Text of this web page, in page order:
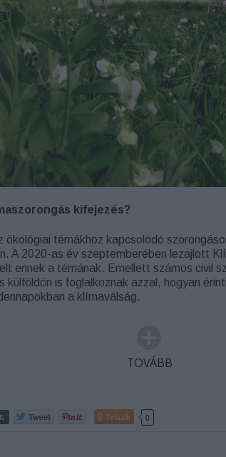
kifejezés?
ökológiai témákhoz kapcsolódó
A 2020-as év szeptemberében lezajlott
ennek a témának. Emellett számos civil
külföldön is foglalkoznak azzal, hogyan
a klímaválság.
TOVÁBB
Tetszik 0